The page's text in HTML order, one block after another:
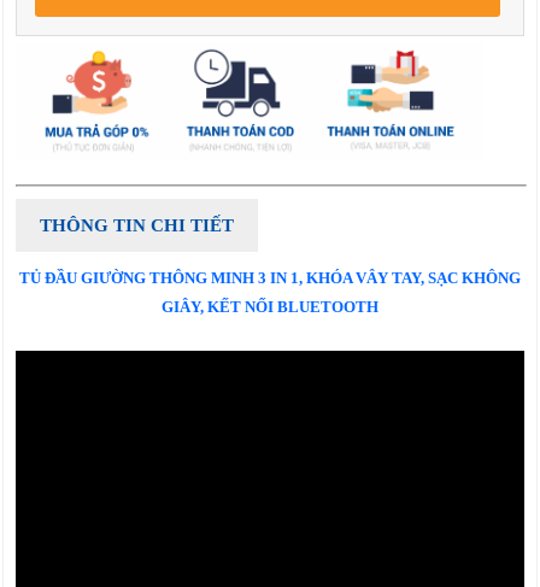
THÔNG TIN CHI TIẾT
TỦ ĐẦU GIƯỜNG THÔNG MINH 3 IN 1, KHÓA VÂY TAY, SẠC KHÔNG
GIÂY, KẾT NỐI BLUETOOTH​